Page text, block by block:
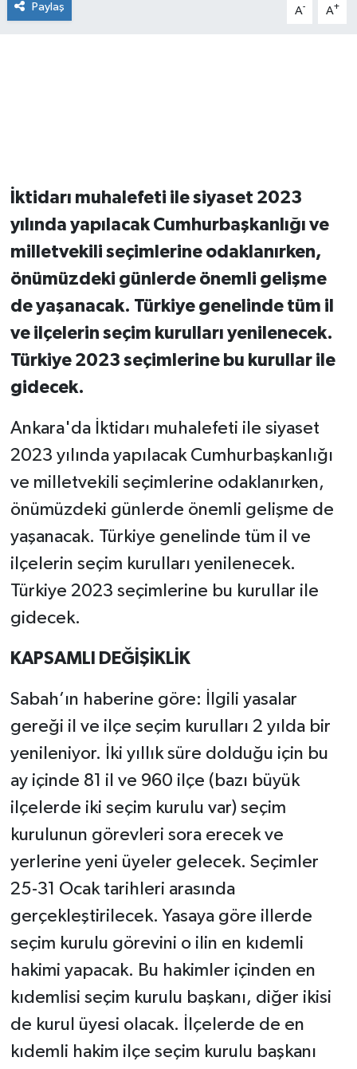
Paylaş A- A+
İktidarı muhalefeti ile siyaset 2023
yılında yapılacak Cumhurbaşkanlığı ve
milletvekili seçimlerine odaklanırken,
önümüzdeki günlerde önemli gelişme
de yaşanacak. Türkiye genelinde tüm il
ve ilçelerin seçim kurulları yenilenecek.
Türkiye 2023 seçimlerine bu kurullar ile
gidecek.
Ankara'da İktidarı muhalefeti ile siyaset
2023 yılında yapılacak Cumhurbaşkanlığı
ve milletvekili seçimlerine odaklanırken,
önümüzdeki günlerde önemli gelişme de
yaşanacak. Türkiye genelinde tüm il ve
ilçelerin seçim kurulları yenilenecek.
Türkiye 2023 seçimlerine bu kurullar ile
gidecek.
KAPSAMLI DEĞİŞİKLİK
Sabah’ın haberine göre: İlgili yasalar
gereği il ve ilçe seçim kurulları 2 yılda bir
yenileniyor. İki yıllık süre dolduğu için bu
ay içinde 81 il ve 960 ilçe (bazı büyük
ilçelerde iki seçim kurulu var) seçim
kurulunun görevleri sora erecek ve
yerlerine yeni üyeler gelecek. Seçimler
25-31 Ocak tarihleri arasında
gerçekleştirilecek. Yasaya göre illerde
seçim kurulu görevini o ilin en kıdemli
hakimi yapacak. Bu hakimler içinden en
kıdemlisi seçim kurulu başkanı, diğer ikisi
de kurul üyesi olacak. İlçelerde de en
kıdemli hakim ilçe seçim kurulu başkanı